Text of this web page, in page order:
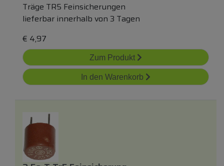
Träge TR5 Feinsicherungen
lieferbar innerhalb von 3 Tagen
€ 4,97
Zum Produkt
In den Warenkorb